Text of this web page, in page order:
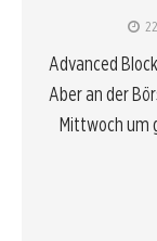
Advanced
Aber an der
Mittwoch um